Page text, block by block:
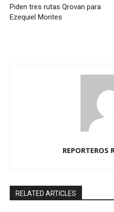
Piden tres rutas Qrovan para
Ezequiel Montes
REPORTEROS
RELATED ARTICLES